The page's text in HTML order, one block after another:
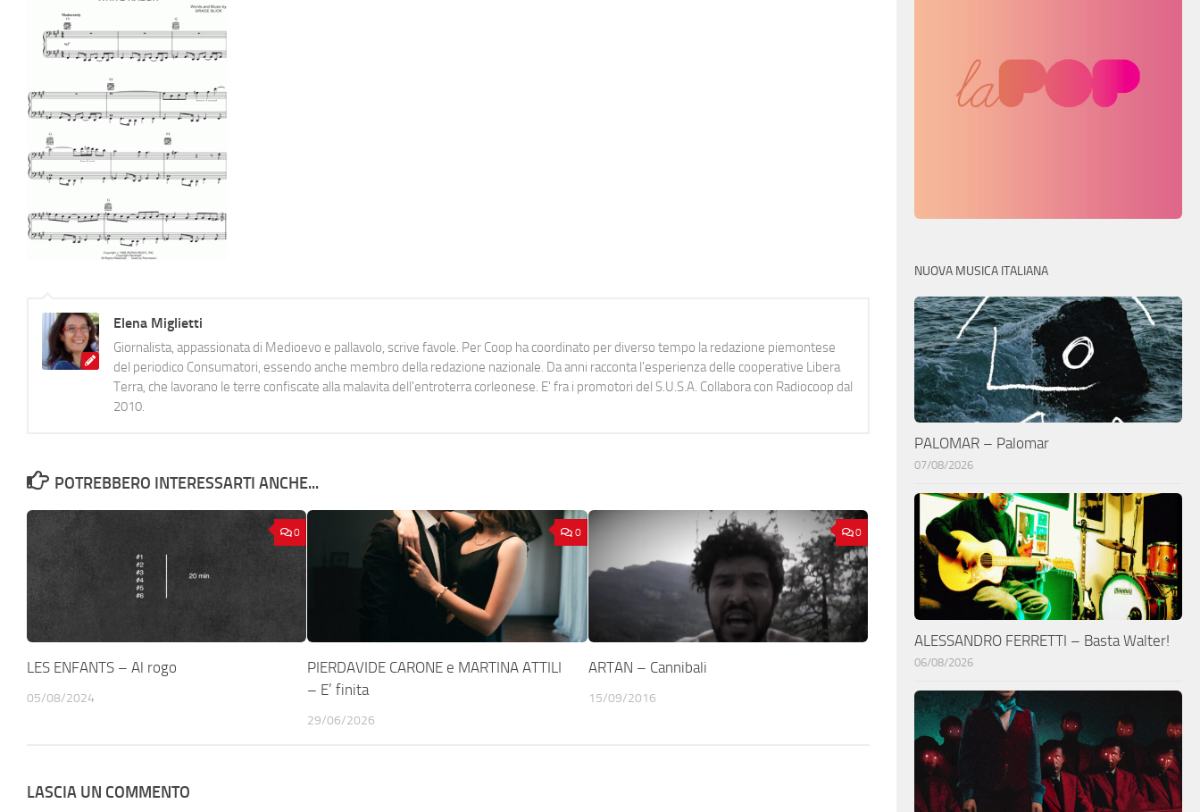
Elena Miglietti
Giornalista, appassionata di Medioevo e pallavolo, scrive favole. Per Coop ha coordinato per diverso tempo la redazione piemontese
del periodico Consumatori, essendo anche membro della redazione nazionale. Da anni racconta l'esperienza delle cooperative Libera
Terra, che lavorano le terre confiscate alla malavita dell'entroterra corleonese. E' fra i promotori del S.U.S.A. Collabora con Radiocoop dal
2010.
POTREBBERO INTERESSARTI ANCHE...
0
LES ENFANTS – Al rogo
05/08/2024
0
PIERDAVIDE CARONE e MARTINA ATTILI
– E’ finita
29/06/2026
0
ARTAN – Cannibali
15/09/2016
LASCIA UN COMMENTO
NUOVA MUSICA ITALIANA
PALOMAR – Palomar
07/08/2026
ALESSANDRO FERRETTI – Basta Walter!
06/08/2026